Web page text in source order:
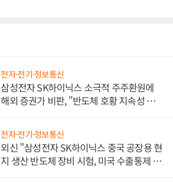
전자·전기·정보통신
삼성전자 SK하이닉스 소극적 주주환원에
해외 증권가 비판, "반도체 호황 지속성 의
전자·전기·정보통신
외신 "삼성전자 SK하이닉스 중국 공장용 현
지 생산 반도체 장비 시험, 미국 수출통제 대